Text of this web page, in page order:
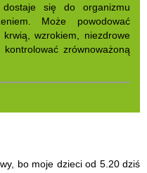
się do organizmu
Może powodować
wzrokiem, niezdrowe
zrównoważoną
bo moje dzieci od 5.20 dziś